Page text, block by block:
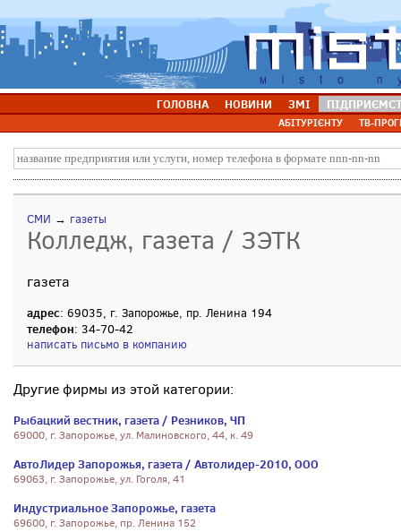
ГОЛОВНА НОВИНИ ЗМІ
АБІТУРІЄНТУ ТВ-
СМИ → газеты
Колледж, газета / ЗЭТК
газета
адрес: 69035, г. Запорожье, пр. Ленина 194
телефон: 34-70-42
написать письмо в компанию
Другие фирмы из этой категории:
Рыбацкий вестник, газета / Резников, ЧП
69000, г. Запорожье, ул. Малиновского, 44, к. 49
АвтоЛидер Запорожья, газета / Автолидер-2010, ООО
69063, г. Запорожье, ул. Гоголя, 41
Индустриальное Запорожье, газета
69600, г. Запорожье, пр. Ленина 152